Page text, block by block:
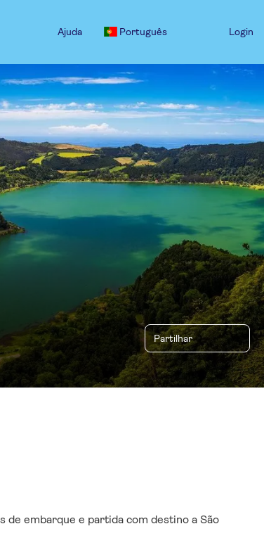
Ajuda Português Login
Partilhar
de embarque e partida com destino a São